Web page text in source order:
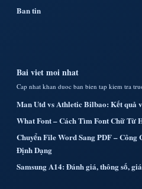
Ban tin
Bai viet moi nhat
Cap nhat khan duoc ban bien tap kiem tra
Man Utd vs Athletic Bilbao: Kết quả
What Font – Cách Tìm Font Chữ Từ
Chuyển File Word Sang PDF –
Định Dạng
Samsung A14: Đánh giá, thông số,